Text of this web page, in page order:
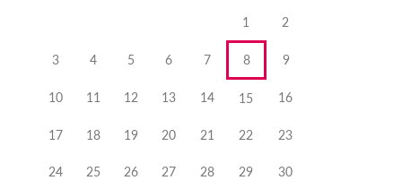
1 2
3 4 5 6 7 8 9
10 11 12 13 14 15 16
17 18 19 20 21 22 23
24 25 26 27 28 29 30